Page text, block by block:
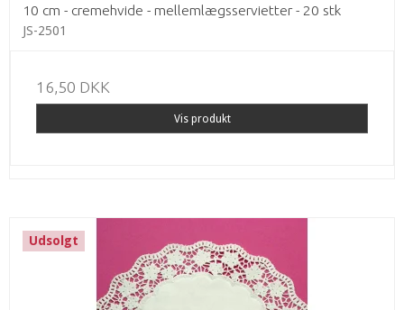
10 cm - cremehvide - mellemlægsservietter - 20 stk
JS-2501
16,50 DKK
Vis produkt
Udsolgt